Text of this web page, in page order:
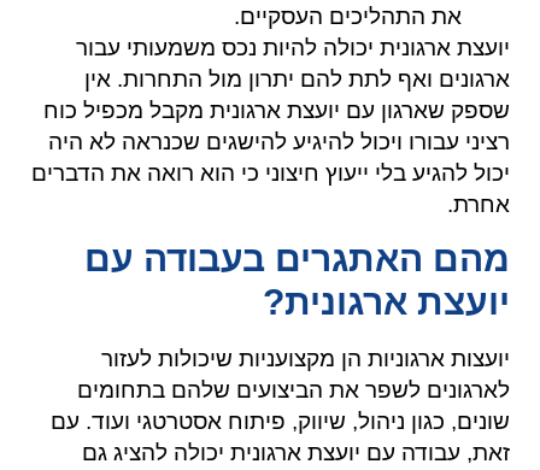
את התהליכים העסקיים.
יועצת ארגונית יכולה להיות נכס משמעותי עבור
ארגונים ואף לתת להם יתרון מול התחרות. אין
שספק שארגון עם יועצת ארגונית מקבל מכפיל כוח
רציני עבורו ויכול להיגיע להישגים שכנראה לא היה
יכול להגיע בלי ייעוץ חיצוני כי הוא רואה את הדברים
אחרת.
מהם האתגרים בעבודה עם
יועצת ארגונית?
יועצות ארגוניות הן מקצועניות שיכולות לעזור
לארגונים לשפר את הביצועים שלהם בתחומים
שונים, כגון ניהול, שיווק, פיתוח אסטרטגי ועוד. עם
זאת, עבודה עם יועצת ארגונית יכולה להציג גם